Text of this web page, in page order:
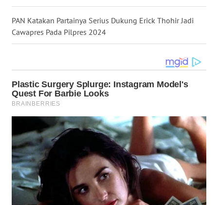
PAN Katakan Partainya Serius Dukung Erick Thohir Jadi
Cawapres Pada Pilpres 2024
MALUKU
WN
WN
DAIRI
WN
DANAU
TOBA
WN
NIAS
WN